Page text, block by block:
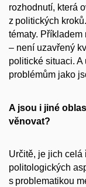
rozhodnutí, která
z politických
tématy. Příkladem
– není uzavřený
politické situaci.
problémům jako
A jsou i jiné
věnovat?
Určitě, je jich celá
politologických
s problematikou